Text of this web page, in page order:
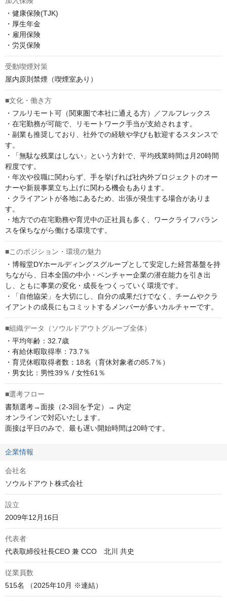
・健康保険(TJK)
・厚生年金
・雇用保険
・労災保険
受動喫煙対策
屋内原則禁煙（喫煙室あり）
■文化・働き方
・フルリモート可（関東圏で本社に通える方）／フルフレックス
・在宅勤務が可能で、リモートワーク手当が支給されます。
・副業も推奨しており、社外での経験や学びも歓迎するスタンスで
す。
・「無駄な残業はしない」という方針で、平均残業時間は月20時間
程度です。
・年次や役職に関わらず、手を挙げれば社内外プロジェクトのオー
ナーや新規事業立ち上げに関わる機会もあります。
・クライアントが各地にあるため、出張が発生する場合がありま
す。
・地方での在宅勤務や育児中の正社員も多く、ワークライフバラン
スを保ちながら働ける環境です。
■このポジション・環境の魅力
・博報堂DYホールディングスグループとして安定した経営基盤を持
ちながら、日本全国の中小・ベンチャー企業の潜在能力を引き出
し、ともに事業の変化・成長をつくっていく環境です。
・「自他協栄」を大切にし、自分の成果だけでなく、チームやクラ
イアントの成長にもコミットするメンバーが多いカルチャーです。
■組織データ（ソウルドアウトグループ全体）
・平均年齢：32.7歳
・有給休暇取得率：73.7％
・育児休暇取得者数：18名（育休対象者の85.7％）
・男女比：男性39％ / 女性61％
■選考フロー
書類選考→面接（2-3回を予定）→ 内定
オンラインで対応いたします。
面接は平日のみで、最も遅い開始時間は20時です。
企業情報
会社名
ソウルドアウト株式会社
設立
2009年12月16日
代表者
従業員数
515名 （2025年10月 ※連結）